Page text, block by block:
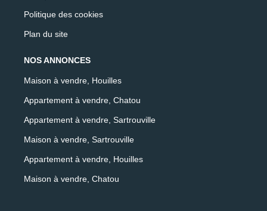
Politique des cookies
Plan du site
NOS ANNONCES
Maison à vendre, Houilles
Appartement à vendre, Chatou
Appartement à vendre, Sartrouville
Maison à vendre, Sartrouville
Appartement à vendre, Houilles
Maison à vendre, Chatou